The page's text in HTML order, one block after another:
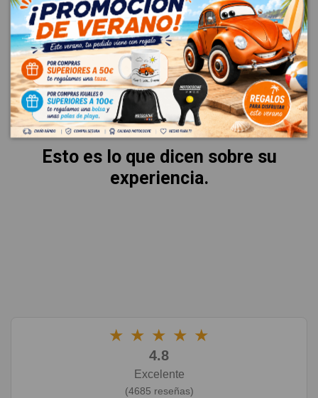
VALORACIONES
La mejor garantía es la voz de
nuestros clientes.
Esto es lo que dicen sobre su
experiencia.
★ ★ ★ ★ ★
4.8
Excelente
(4685 reseñas)